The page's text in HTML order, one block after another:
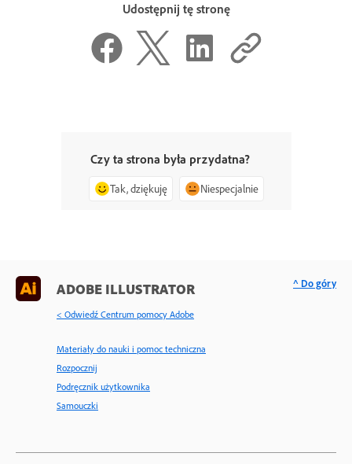
Udostępnij tę stronę
Czy ta strona była przydatna?
Tak, dziękuję Niespecjalnie
ADOBE ILLUSTRATOR
< Odwiedź Centrum pomocy Adobe
Materiały do nauki i pomoc techniczna
Rozpocznij
Podręcznik użytkownika
Samouczki
^ Do góry